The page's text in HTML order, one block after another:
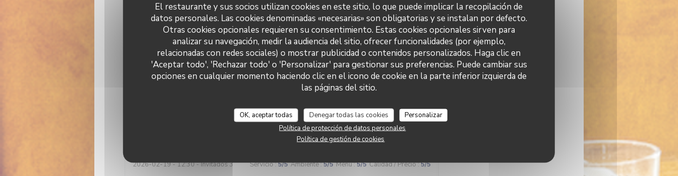
El restaurante y sus socios utilizan cookies en este sitio, lo que puede implicar la recopilación de
datos personales. Las cookies denominadas «necesarias» son obligatorias y se instalan por defecto.
Otras cookies opcionales requieren su consentimiento. Estas cookies opcionales sirven para
analizar su navegación, medir la audiencia del sitio, ofrecer funcionalidades (por ejemplo,
relacionadas con redes sociales) o mostrar publicidad o contenidos personalizados. Haga clic en
'Aceptar todo', 'Rechazar todo' o 'Personalizar' para gestionar sus preferencias. Puede cambiar sus
opciones en cualquier momento haciendo clic en el icono de cookie en la parte inferior izquierda de
las páginas del sitio.
OK, aceptar todas Denegar todas las cookies
Personalizar
Política de protección de datos personales
Política de gestión de cookies
henriP
2026-02-21- 13:00 - Invitados 6 Servicio:5/5 Ambiente: 5/5 Menú:5/5 Calidad / Precio:5/5
FlorenceG
2026-02-20- 13:00 - Invitados 2 Servicio: 5/5 Ambiente:5/5 Menú:5/5 Calidad / Precio: 5/5
frais et excellemment cuisinés, accueil chaleureux, cadre très agréable face au canal et prix
2026-02-19- 12:30 - Invitados 3 Servicio:5/5 Ambiente:5/5 Menú:5/5 Calidad / Precio:5/5
Brasserie Valma